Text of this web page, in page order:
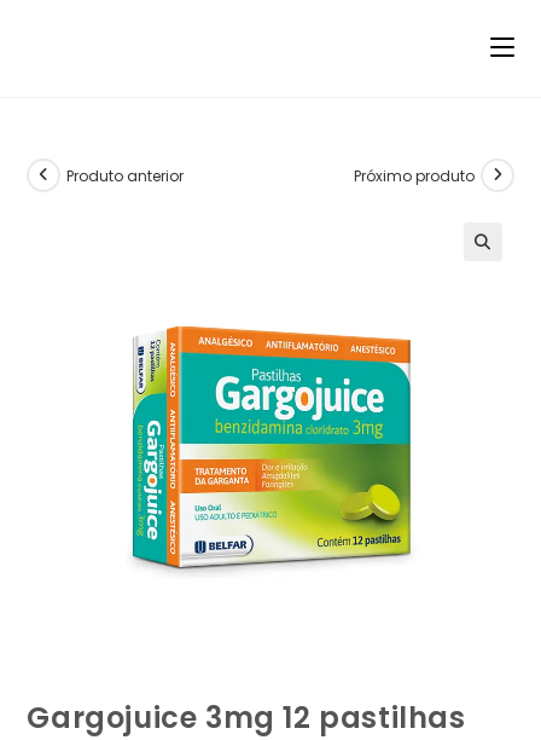
Produto anterior Próximo produto
Gargojuice 3mg 12 pastilhas